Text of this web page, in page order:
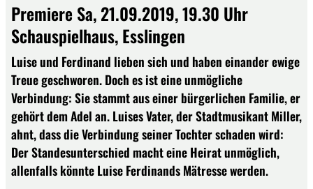
Premiere Sa, 21.09.2019, 19.30 Uhr
Schauspielhaus, Esslingen
Luise und Ferdinand lieben sich und haben einander ewige
Treue geschworen. Doch es ist eine unmögliche
Verbindung: Sie stammt aus einer bürgerlichen Familie, er
gehört dem Adel an. Luises Vater, der Stadtmusikant Miller,
ahnt, dass die Verbindung seiner Tochter schaden wird:
Der Standesunterschied macht eine Heirat unmöglich,
allenfalls könnte Luise Ferdinands Mätresse werden.